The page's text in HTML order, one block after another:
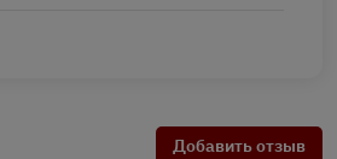
Добавить отзыв